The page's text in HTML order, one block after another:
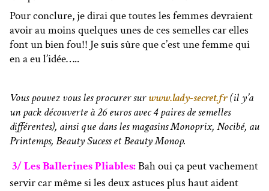
Pour conclure, je dirai que toutes les femmes devraient
avoir au moins quelques unes de ces semelles car elles
font un bien fou!! Je suis sûre que c’est une femme qui
en a eu l’idée…..
Vous pouvez vous les procurer surwww.lady-secret.fr(il y’a
un pack découverte à 26 euros avec 4 paires de semelles
différentes), ainsi que dans les magasins Monoprix, Nocibé, au
Printemps, Beauty Sucess et Beauty Monop.
3/ Les Ballerines Pliables:Bah oui ça peut vachement
servir car même si les deux astuces plus haut aident